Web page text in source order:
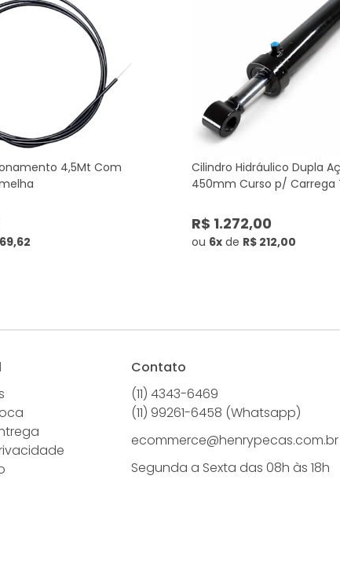
4,5Mt Com
Cilindro Hidráulico Dupla
450mm Curso p/ Carrega
R$ 1.272,00
ou 6x de R$ 212,00
Contato
(11) 4343-6469
(11) 99261-6458 (Whatsapp)
ecommerce@henrypecas.com.br
Segunda a Sexta das 08h às 18h